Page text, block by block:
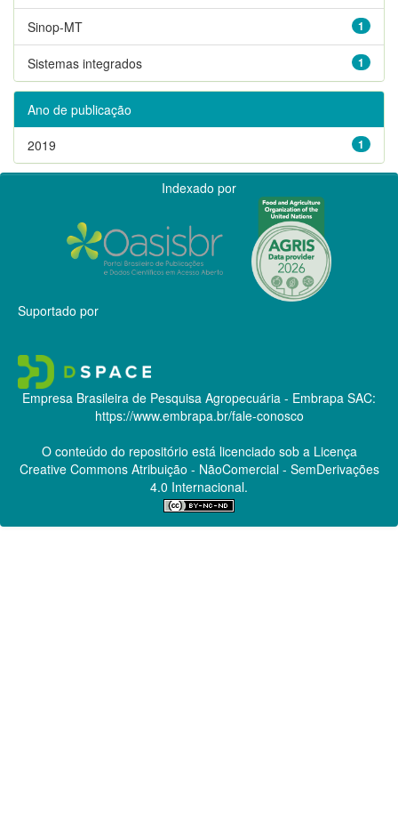
1
Sinop-MT
1
Sistemas integrados
Ano de publicação
1
2019
Indexado por
Suportado por
Empresa Brasileira de Pesquisa Agropecuária - Embrapa SAC:
https://www.embrapa.br/fale-conosco
O conteúdo do repositório está licenciado sob a Licença
Creative CommonsAtribuição - NãoComercial - SemDerivações
4.0 Internacional.